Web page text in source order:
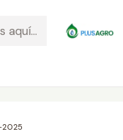
2025